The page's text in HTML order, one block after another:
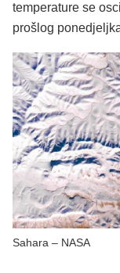
temperature se
prošlog
Sahara – NASA